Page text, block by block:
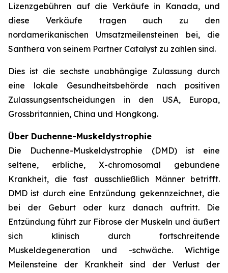
Lizenzgebühren auf die Verkäufe in Kanada, und
diese Verkäufe tragen auch zu den
nordamerikanischen Umsatzmeilensteinen bei, die
Santhera von seinem Partner Catalyst zu zahlen sind.
Dies ist die sechste unabhängige Zulassung durch
eine lokale Gesundheitsbehörde nach positiven
Zulassungsentscheidungen in den USA, Europa,
Grossbritannien, China und Hongkong.
Über Duchenne-Muskeldystrophie
Die Duchenne-Muskeldystrophie (DMD) ist eine
seltene, erbliche, X-chromosomal gebundene
Krankheit, die fast ausschließlich Männer betrifft.
DMD ist durch eine Entzündung gekennzeichnet, die
bei der Geburt oder kurz danach auftritt. Die
Entzündung führt zur Fibrose der Muskeln und äußert
sich klinisch durch fortschreitende
Muskeldegeneration und -schwäche. Wichtige
Meilensteine der Krankheit sind der Verlust der